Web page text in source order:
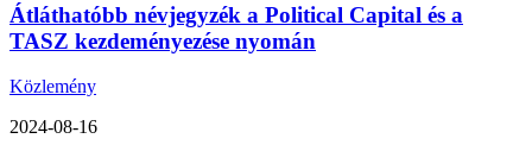
Átláthatóbb névjegyzék a Political Capital és a
TASZ kezdeményezése nyomán
Közlemény
2024-08-16